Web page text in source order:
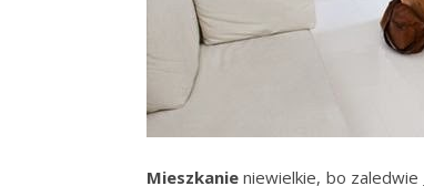
Mieszkanie niewielkie, bo zaledwie